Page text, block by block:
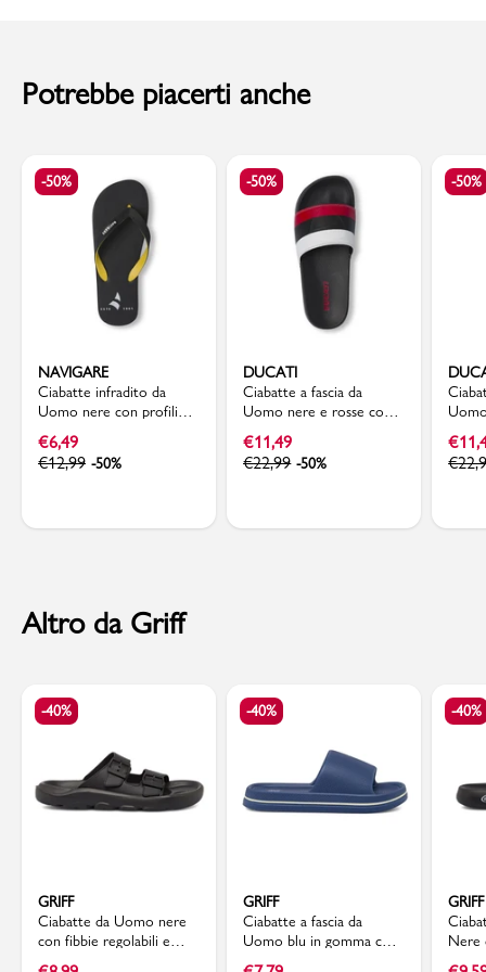
Potrebbe piacerti anche
-50%
NAVIGARE
Ciabatte infradito da
Uomo nere con profili
gialli e logo Navigare
€6,49
€12,99 -50%
-50%
DUCATI
Ciabatte a fascia da
Uomo nere e rosse con
logo in rilievo Ducati
€11,49
€22,99 -50%
-50%
€
€
Altro da Griff
-40%
GRIFF
Ciabatte da Uomo nere
con fibbie regolabili e
suola sagomata Griff
-40%
GRIFF
Ciabatte a fascia da
Uomo blu in gomma con
dettaglio bianco Griff
-40%
GRIFF
Nere